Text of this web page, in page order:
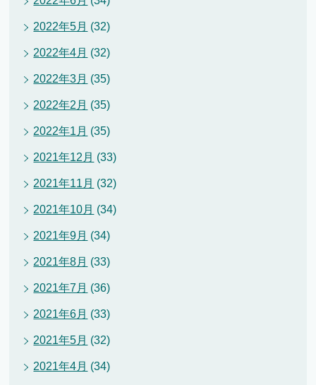
2022年5月 (32)
2022年4月 (32)
2022年3月 (35)
2022年2月 (35)
2022年1月 (35)
2021年12月 (33)
2021年11月 (32)
2021年10月 (34)
2021年9月 (34)
2021年8月 (33)
2021年7月 (36)
2021年6月 (33)
2021年5月 (32)
2021年4月 (34)